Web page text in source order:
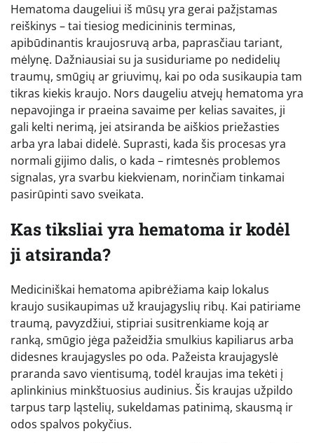
Hematoma daugeliui iš mūsų yra gerai pažįstamas
reiškinys – tai tiesiog medicininis terminas,
apibūdinantis kraujosruvą arba, paprasčiau tariant,
mėlynę. Dažniausiai su ja susiduriame po nedidelių
traumų, smūgių ar griuvimų, kai po oda susikaupia tam
tikras kiekis kraujo. Nors daugeliu atvejų hematoma yra
nepavojinga ir praeina savaime per kelias savaites, ji
gali kelti nerimą, jei atsiranda be aiškios priežasties
arba yra labai didelė. Suprasti, kada šis procesas yra
normali gijimo dalis, o kada – rimtesnės problemos
signalas, yra svarbu kiekvienam, norinčiam tinkamai
pasirūpinti savo sveikata.
Kas tiksliai yra hematoma ir kodėl
ji atsiranda?
Mediciniškai hematoma apibrėžiama kaip lokalus
kraujo susikaupimas už kraujagyslių ribų. Kai patiriame
traumą, pavyzdžiui, stipriai susitrenkiame koją ar
ranką, smūgio jėga pažeidžia smulkius kapiliarus arba
didesnes kraujagysles po oda. Pažeista kraujagyslė
praranda savo vientisumą, todėl kraujas ima tekėti į
aplinkinius minkštuosius audinius. Šis kraujas užpildo
tarpus tarp ląstelių, sukeldamas patinimą, skausmą ir
odos spalvos pokyčius.